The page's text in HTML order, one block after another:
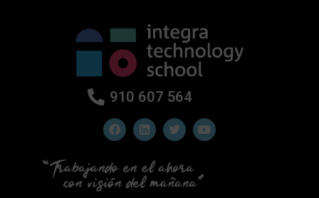
910 607 564